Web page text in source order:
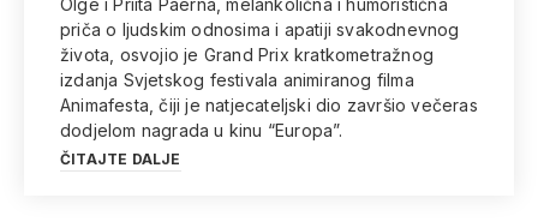
Olge i Priita Paerna, melankolična i humoristična
priča o ljudskim odnosima i apatiji svakodnevnog
života, osvojio je Grand Prix kratkometražnog
izdanja Svjetskog festivala animiranog filma
Animafesta, čiji je natjecateljski dio završio večeras
dodjelom nagrada u kinu “Europa”.
ČITAJTE DALJE